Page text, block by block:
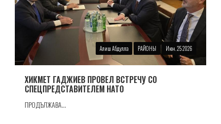
Алиш Абдулла РАЙОНЫ Июн. 25 2026
ХИКМЕТ ГАДЖИЕВ ПРОВЕЛ ВСТРЕЧУ СО
СПЕЦПРЕДСТАВИТЕЛЕМ НАТО
ПРОДЪЛЖАВА...